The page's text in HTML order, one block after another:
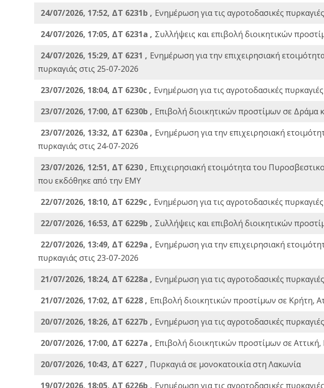
24/07/2026, 17:52, ΔΤ 6231b , Ενημέρωση για τις αγροτοδασικές
24/07/2026, 17:05, ΔΤ 6231a , Συλλήψεις και επιβολή διοικητικών
24/07/2026, 15:29, ΔΤ 6231 , Ενημέρωση για την επιχειρησιακή
πυρκαγιάς στις 25-07-2026
23/07/2026, 18:04, ΔΤ 6230c , Ενημέρωση για τις αγροτοδασικές
23/07/2026, 17:00, ΔΤ 6230b , Επιβολή διοικητικών προστίμων σε Δράμα
23/07/2026, 13:32, ΔΤ 6230a , Ενημέρωση για την επιχειρησιακή
πυρκαγιάς στις 24-07-2026
23/07/2026, 12:51, ΔΤ 6230 , Επιχειρησιακή ετοιμότητα του
που εκδόθηκε από την ΕΜΥ
22/07/2026, 18:10, ΔΤ 6229c , Ενημέρωση για τις αγροτοδασικές
22/07/2026, 16:53, ΔΤ 6229b , Σuλλήψεις και επιβολή διοικητικών
22/07/2026, 13:49, ΔΤ 6229a , Ενημέρωση για την επιχειρησιακή
πυρκαγιάς στις 23-07-2026
21/07/2026, 18:24, ΔΤ 6228a , Ενημέρωση για τις αγροτοδασικές
21/07/2026, 17:02, ΔΤ 6228 , Επιβολή διοικητικών προστίμων σε Κρήτη,
20/07/2026, 18:26, ΔΤ 6227b , Ενημέρωση για τις αγροτοδασικές
20/07/2026, 17:00, ΔΤ 6227a , Επιβολή διοικητικών προστίμων σε
20/07/2026, 10:43, ΔΤ 6227 , Πυρκαγιά σε μονοκατοικία στη Λακωνία
19/07/2026, 18:05, ΔΤ 6226b , Ενημέρωση για τις αγροτοδασικές